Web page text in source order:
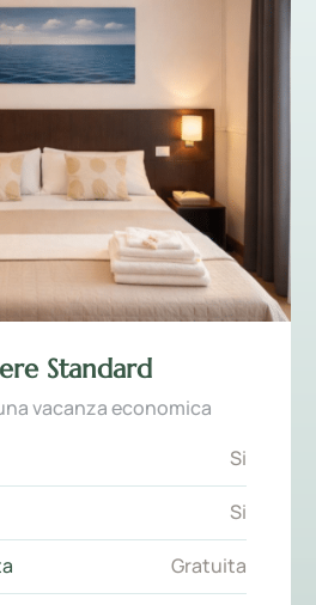
Standard
vacanza economica
Si
Si
Gratuita